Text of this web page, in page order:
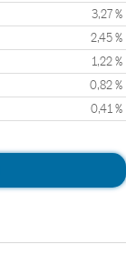
3,27 %
2,45 %
1,22 %
0,82 %
0,41 %